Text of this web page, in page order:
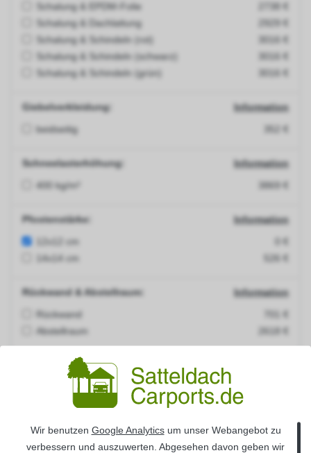
Schalung & EPDM-Folie
2738 €
Schalung & Dachlattung
Schalung & Schindeln (rot)
3016 €
Schalung & Schindeln (schwarz)
3016 €
Schalung & Schindeln (grün)
3016 €
Giebelverkleidung:
Information
beidseitig
Schneelasterhöhung:
Information
400 kg/m²
3869 €
Pfostenstärke:
Information
12x12 cm
14x14 cm
Rückwand & Abstellraum:
Information
Rückwand
Abstellraum
Seitenwand :
Seitenwand links
Seitenwand rechts
H-Pfostenanker:
Information
Wir benutzen Google Analyticsum unser Webangebot zu
verbessern und auszuwerten. Abgesehen davon geben wir